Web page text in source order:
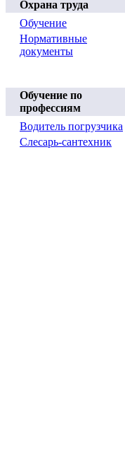
Охрана труда
Обучение
Нормативные
документы
Обучение по
профессиям
Водитель погрузчика
Слесарь-сантехник